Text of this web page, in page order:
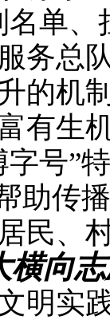
名单
务总
的机
有生
字号”
助传
民、
横向
明实